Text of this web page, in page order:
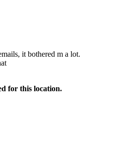
it bothered m a lot.
for this location.